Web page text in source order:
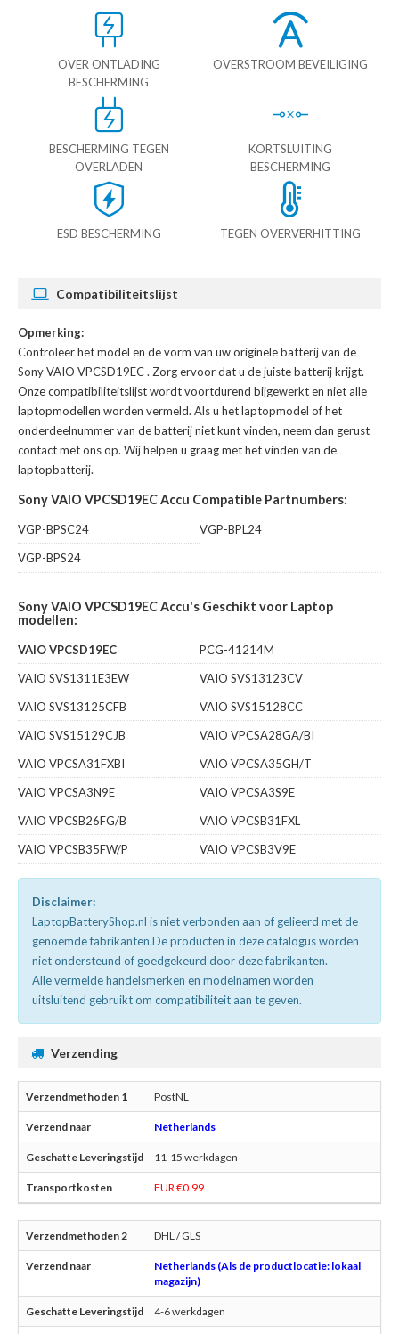
OVER ONTLADING
BESCHERMING
OVERSTROOM BEVEILIGING
BESCHERMING TEGEN
OVERLADEN
KORTSLUITING
BESCHERMING
ESD BESCHERMING TEGEN OVERVERHITTING
Compatibiliteitslijst
Opmerking:
Controleer het model en de vorm van uw originele batterij van de
Sony VAIO VPCSD19EC. Zorg ervoor dat u de juiste batterij krijgt.
Onze compatibiliteitslijst wordt voortdurend bijgewerkt en niet alle
laptopmodellen worden vermeld. Als u het laptopmodel of het
onderdeelnummer van de batterij niet kunt vinden, neem dan gerust
contact met ons op. Wij helpen u graag met het vinden van de
laptopbatterij.
Sony VAIO VPCSD19EC Accu Compatible Partnumbers:
VGP-BPSC24
VGP-BPL24
VGP-BPS24
Sony VAIO VPCSD19EC Accu's Geschikt voor Laptop
modellen:
VAIO VPCSD19EC
PCG-41214M
VAIO SVS1311E3EW
VAIO SVS13123CV
VAIO SVS13125CFB
VAIO SVS15128CC
VAIO SVS15129CJB
VAIO VPCSA28GA/BI
VAIO VPCSA31FXBI
VAIO VPCSA35GH/T
VAIO VPCSA3N9E
VAIO VPCSA3S9E
VAIO VPCSB26FG/B
VAIO VPCSB31FXL
VAIO VPCSB35FW/P
VAIO VPCSB3V9E
Disclaimer:
LaptopBatteryShop.nl is niet verbonden aan of gelieerd met de
genoemde fabrikanten.De producten in deze catalogus worden
niet ondersteund of goedgekeurd door deze fabrikanten.
Alle vermelde handelsmerken en modelnamen worden
uitsluitend gebruikt om compatibiliteit aan te geven.
Verzending
PostNL
Netherlands
11-15 werkdagen
EUR €0.99
DHL / GLS
Netherlands (Als de productlocatie: lokaal
magazijn)
4-6 werkdagen